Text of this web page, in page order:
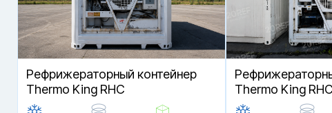
Рефрижераторный контейнер
Thermo King RHC
Thermo King RHC